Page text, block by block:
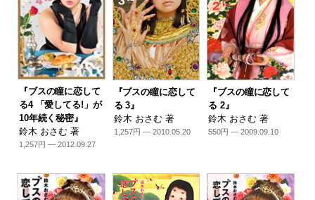
『ブスの瞳に恋して
る4 「愛してる!」が
10年続く秘密』
鈴木 おさむ 著
1,257円 — 2012.09.27
『ブスの瞳に恋して
る 3』
鈴木 おさむ 著
1,257円 — 2010.05.20
『ブスの瞳に恋して
る 2』
鈴木 おさむ 著
550円 — 2009.09.10